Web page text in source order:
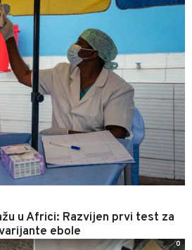
u Africi: Razvijen prvi test za
ebole
0